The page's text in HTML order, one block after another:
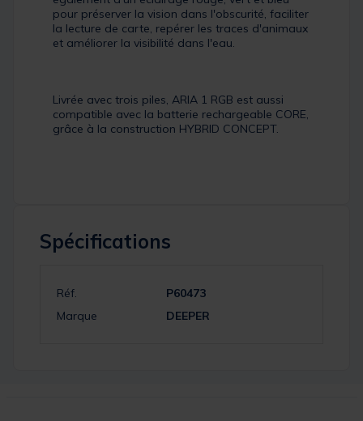
pour préserver la vision dans l'obscurité, faciliter
la lecture de carte, repérer les traces d'animaux
et améliorer la visibilité dans l'eau.
Livrée avec trois piles, ARIA 1 RGB est aussi
compatible avec la batterie rechargeable CORE,
grâce à la construction HYBRID CONCEPT.
Spécifications
Réf.
P60473
Marque
DEEPER